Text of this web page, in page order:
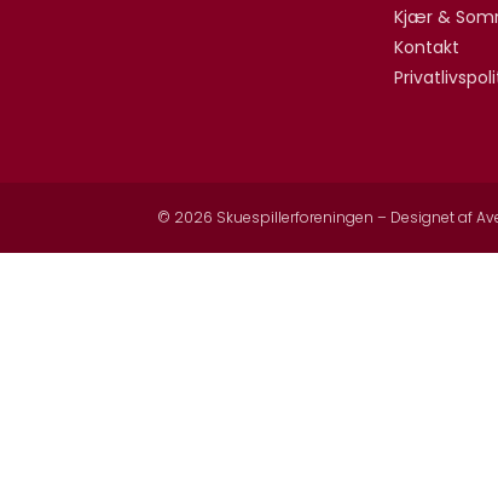
Kjær &
Kontakt
© 2026 Skuespillerforeningen – Designet af